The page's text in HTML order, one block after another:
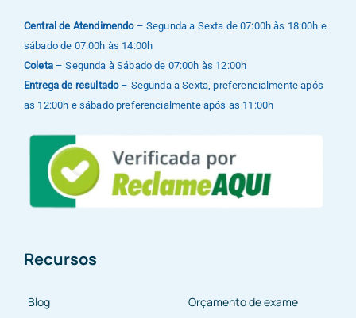
Central de Atendimendo– Segunda a Sexta de 07:00h às 18:00h e
sábado de 07:00h às 14:00h
Coleta– Segunda à Sábado de 07:00h às 12:00h
Entrega de resultado– Segunda a Sexta, preferencialmente após
as 12:00h e sábado preferencialmente após as 11:00h
Recursos
Blog Orçamento de exame